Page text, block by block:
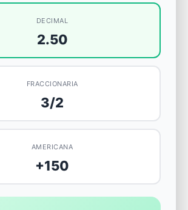
DECIMAL
2.50
FRACCIONARIA
3/2
AMERICANA
+150